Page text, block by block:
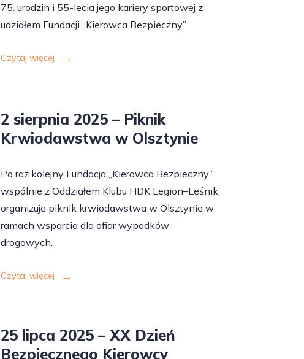
75. urodzin i 55-lecia jego kariery sportowej z
udziałem Fundacji „Kierowca Bezpieczny”
Czytaj więcej
2 sierpnia 2025 – Piknik
Krwiodawstwa w Olsztynie
Po raz kolejny Fundacja „Kierowca Bezpieczny”
wspólnie z Oddziałem Klubu HDK Legion–Leśnik
organizuje piknik krwiodawstwa w Olsztynie w
ramach wsparcia dla ofiar wypadków
drogowych.
Czytaj więcej
25 lipca 2025 – XX Dzień
Bezpiecznego Kierowcy